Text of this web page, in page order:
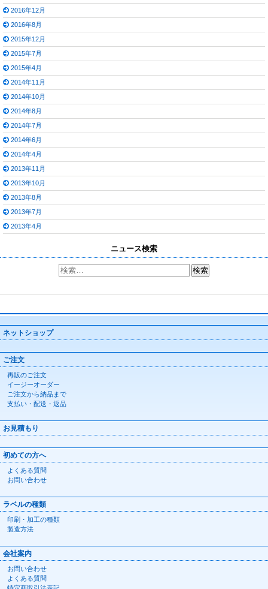
2016年12月
2016年8月
2015年12月
2015年7月
2015年4月
2014年11月
2014年10月
2014年8月
2014年7月
2014年6月
2014年4月
2013年11月
2013年10月
2013年8月
2013年7月
2013年4月
ニュース検索
ネットショップ
ご注文
再販のご注文
イージーオーダー
ご注文から納品まで
支払い・配送・返品
お見積もり
初めての方へ
よくある質問
お問い合わせ
ラベルの種類
印刷・加工の種類
製造方法
会社案内
お問い合わせ
よくある質問